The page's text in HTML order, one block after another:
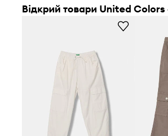
Відкрий товари United